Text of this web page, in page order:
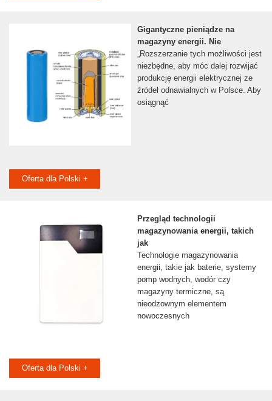
Gigantyczne pieniądze na
magazyny energii. Nie
„Rozszerzanie tych możliwości jest
niezbędne, aby móc dalej rozwijać
produkcję energii elektrycznej ze
źródeł odnawialnych w Polsce. Aby
osiągnąć
Oferta dla Polski +
Przegląd technologii
magazynowania energii, takich
jak
Technologie magazynowania
energii, takie jak baterie, systemy
pomp wodnych, wodór czy
magazyny termiczne, są
nieodzownym elementem
nowoczesnych
Oferta dla Polski +